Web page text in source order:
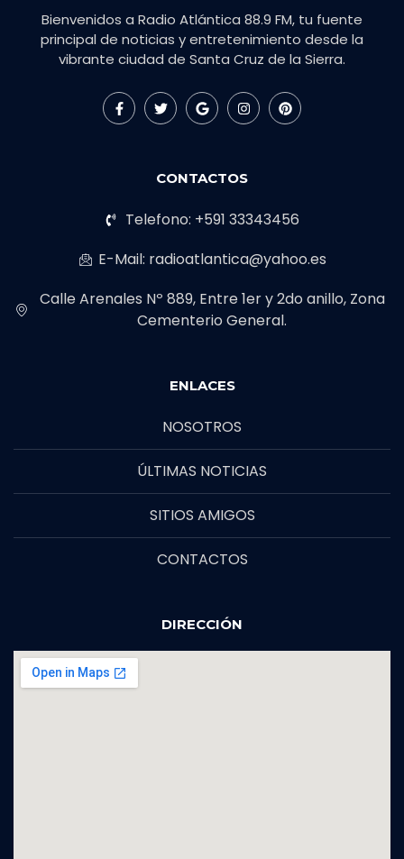
Bienvenidos a Radio Atlántica 88.9 FM, tu fuente
principal de noticias y entretenimiento desde la
vibrante ciudad de Santa Cruz de la Sierra.
CONTACTOS
Telefono: +591 33343456
E-Mail: radioatlantica@yahoo.es
Calle Arenales Nº 889, Entre 1er y 2do anillo, Zona
Cementerio General.
ENLACES
NOSOTROS
ÚLTIMAS NOTICIAS
SITIOS AMIGOS
CONTACTOS
DIRECCIÓN